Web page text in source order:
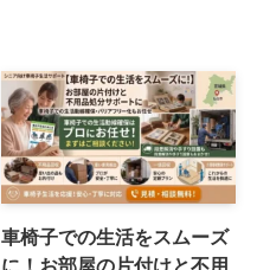
車椅子での生活をスムーズ
に！お部屋の片付けと不用